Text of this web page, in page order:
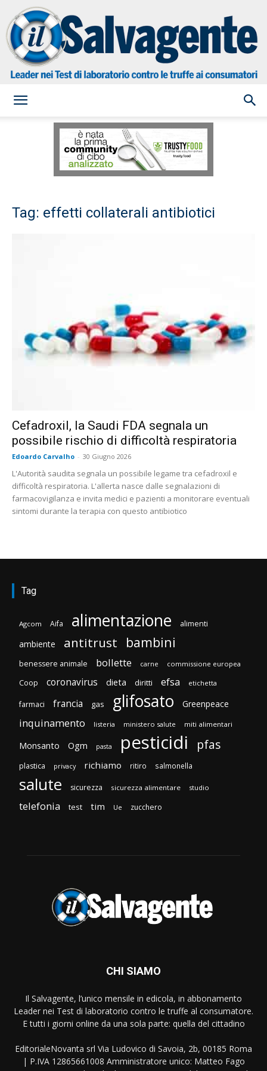
Salvagente
Tag: effetti collaterali antibiotici
Cefadroxil, la Saudi FDA segnala un
possibile rischio di difficoltà respiratoria
Edoardo Carvalho - 30 Giugno 2026
L'Autorità saudita segnala un possibile legame tra cefadroxil e
difficoltà respiratoria. L'allerta nasce dalle segnalazioni di
farmacovigilanza e invita medici e pazienti a monitorare eventuali
sintomi durante la terapia con questo antibiotico
Tag
Agcom Aifa alimentazione alimenti
ambiente antitrust bambini
benessere animale bollette carne commissione europea
Coop coronavirus dieta diritti efsa etichetta
farmaci francia gas glifosato Greenpeace
inquinamento listeria ministero salute miti alimentari
Monsanto Ogm pasta pesticidi pfas
plastica privacy richiamo ritiro salmonella
salute sicurezza sicurezza alimentare studio
telefonia test tim Ue zucchero
CHI SIAMO
Il Salvagente, l’unico mensile in edicola, in abbonamento
Leader nei Test di laboratorio contro le truffe al consumatore.
E tutti i giorni online da una sola parte: quella del cittadino
EditorialeNovanta srl Via Ludovico di Savoia, 2b, 00185 Roma
| P.IVA 12865661008 Amministratore unico: Matteo Fago